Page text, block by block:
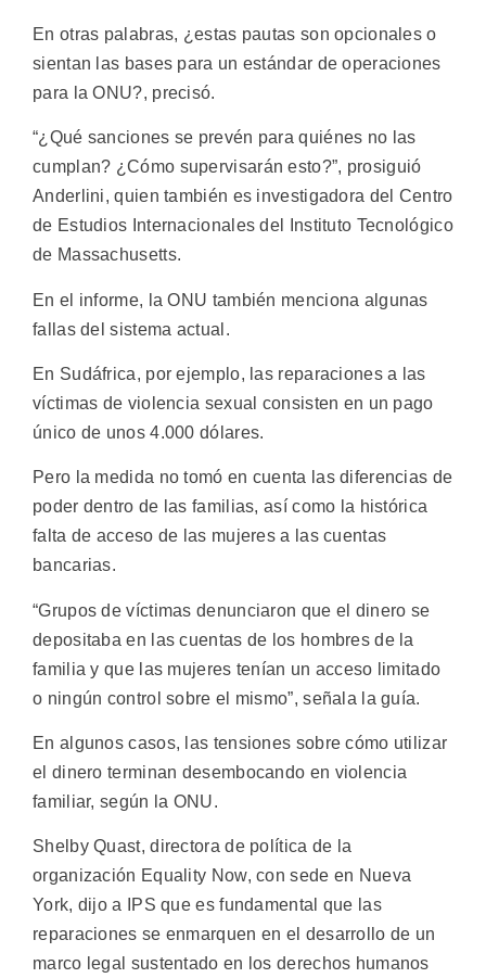
En otras palabras, ¿estas pautas son opcionales o
sientan las bases para un estándar de operaciones
para la ONU?, precisó.
“¿Qué sanciones se prevén para quiénes no las
cumplan? ¿Cómo supervisarán esto?”, prosiguió
Anderlini, quien también es investigadora del Centro
de Estudios Internacionales del Instituto Tecnológico
de Massachusetts.
En el informe, la ONU también menciona algunas
fallas del sistema actual.
En Sudáfrica, por ejemplo, las reparaciones a las
víctimas de violencia sexual consisten en un pago
único de unos 4.000 dólares.
Pero la medida no tomó en cuenta las diferencias de
poder dentro de las familias, así como la histórica
falta de acceso de las mujeres a las cuentas
bancarias.
“Grupos de víctimas denunciaron que el dinero se
depositaba en las cuentas de los hombres de la
familia y que las mujeres tenían un acceso limitado
o ningún control sobre el mismo”, señala la guía.
En algunos casos, las tensiones sobre cómo utilizar
el dinero terminan desembocando en violencia
familiar, según la ONU.
Shelby Quast, directora de política de la
organización Equality Now, con sede en Nueva
York, dijo a IPS que es fundamental que las
reparaciones se enmarquen en el desarrollo de un
marco legal sustentado en los derechos humanos